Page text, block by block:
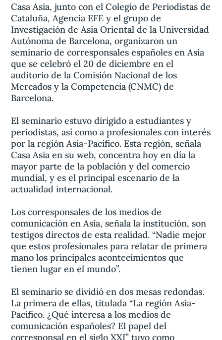
Casa Asia, junto con el Colegio de Periodistas de
Cataluña, Agencia EFE y el grupo de
Investigación de Asia Oriental de la Universidad
Autónoma de Barcelona, organizaron un
seminario de corresponsales españoles en Asia
que se celebró el 20 de diciembre en el
auditorio de la Comisión Nacional de los
Mercados y la Competencia (CNMC) de
Barcelona.
El seminario estuvo dirigido a estudiantes y
periodistas, así como a profesionales con interés
por la región Asia-Pacífico. Esta región, señala
Casa Asia en su web, concentra hoy en día la
mayor parte de la población y del comercio
mundial, y es el principal escenario de la
actualidad internacional.
Los corresponsales de los medios de
comunicación en Asia, señala la institución, son
testigos directos de esta realidad. “Nadie mejor
que estos profesionales para relatar de primera
mano los principales acontecimientos que
tienen lugar en el mundo”.
El seminario se dividió en dos mesas redondas.
La primera de ellas, titulada “La región Asia-
Pacífico. ¿Qué interesa a los medios de
comunicación españoles? El papel del
corresponsal en el siglo XXI” tuvo como